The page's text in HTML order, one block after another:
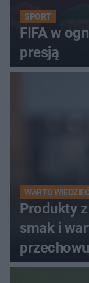
SPORT
FIFA w
presją
WARTO
Produkty
smak i